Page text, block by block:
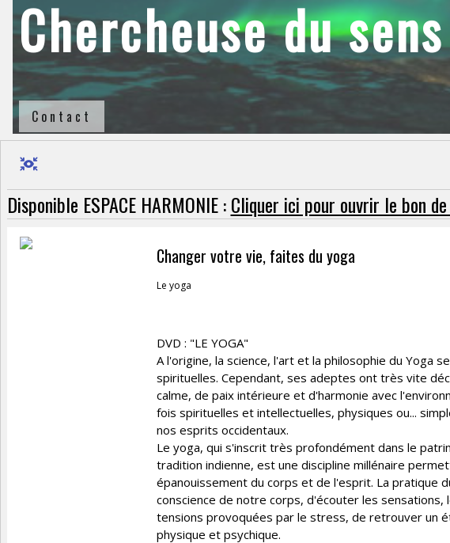
Chercheuse du
Contact
Disponible ESPACE HARMONIE :Cliquer ici pour ouvrir le bon
Changer votre vie, faites du yoga
Le yoga
DVD : "LE YOGA"
A l'origine, la science, l'art et la philosophie du Yoga
spirituelles. Cependant, ses adeptes ont très vite
calme, de paix intérieure et d'harmonie avec
fois spirituelles et intellectuelles, physiques ou...
nos esprits occidentaux.
Le yoga, qui s'inscrit très profondément dans le
tradition indienne, est une discipline millénaire
épanouissement du corps et de l'esprit. La pratique
conscience de notre corps, d'écouter les
tensions provoquées par le stress, de retrouver un
physique et psychique.